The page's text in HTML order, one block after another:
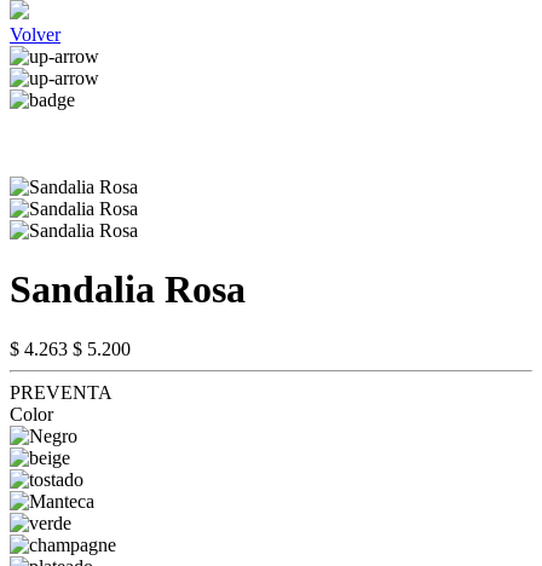
Volver
Sandalia Rosa
$ 4.263 $ 5.200
PREVENTA
Color